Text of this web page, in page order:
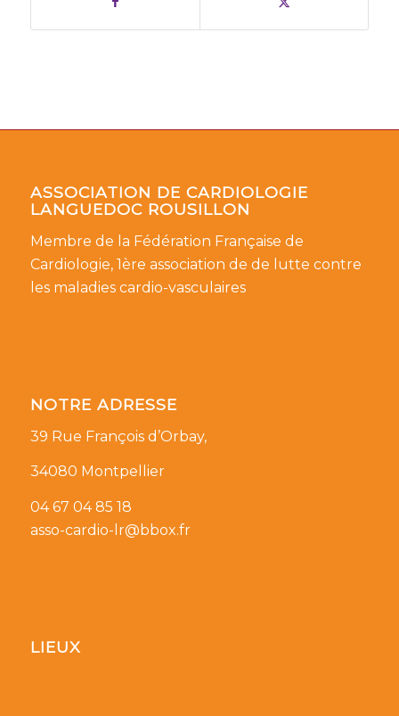
ASSOCIATION DE CARDIOLOGIE
LANGUEDOC ROUSILLON
Membre de la Fédération Française de
Cardiologie, 1ère association de de lutte contre
les maladies cardio-vasculaires
NOTRE ADRESSE
39 Rue François d’Orbay,
34080 Montpellier
04 67 04 85 18
asso-cardio-lr@bbox.fr
LIEUX